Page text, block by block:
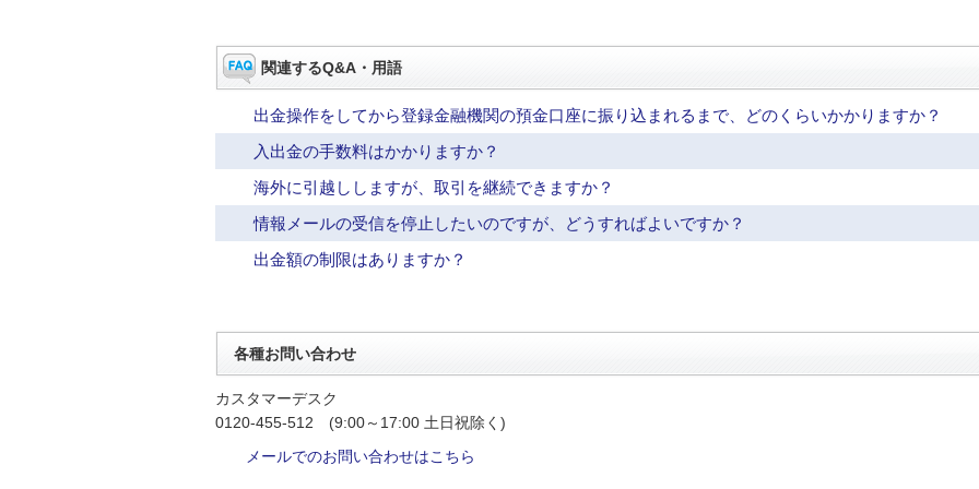
関連するQ&A・用語
出金操作をしてから登録金融機関の預金口座に振り込まれるまで、どのくらいかかりますか？
入出金の手数料はかかりますか？
海外に引越ししますが、取引を継続できますか？
情報メールの受信を停止したいのですが、どうすればよいですか？
出金額の制限はありますか？
各種お問い合わせ
カスタマーデスク
0120-455-512 (9:00～17:00 土日祝除く)
メールでのお問い合わせはこちら